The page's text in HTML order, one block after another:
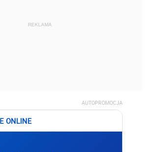
REKLAMA
AUTOPROMOCJA
ONLINE